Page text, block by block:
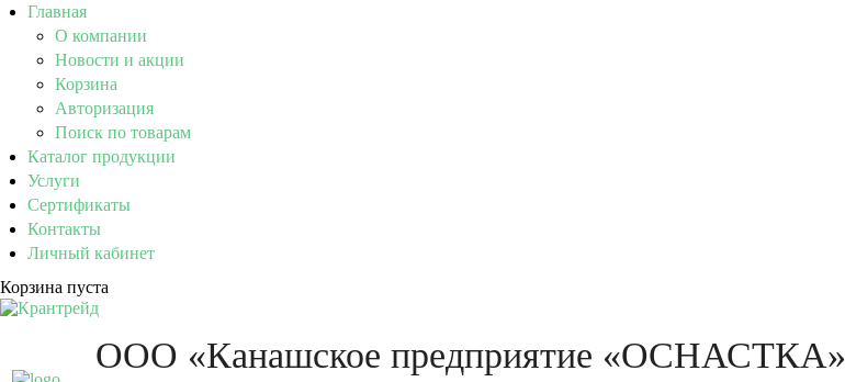
Главная
О компании
Новости и акции
Корзина
Авторизация
Поиск по товарам
Каталог продукции
Услуги
Сертификаты
Контакты
Личный кабинет
Корзина пуста
ООО «Канашское предприятие «ОСНАСТКА»